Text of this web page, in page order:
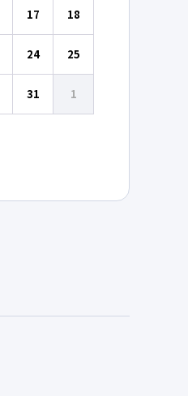
17 18
24 25
31 1